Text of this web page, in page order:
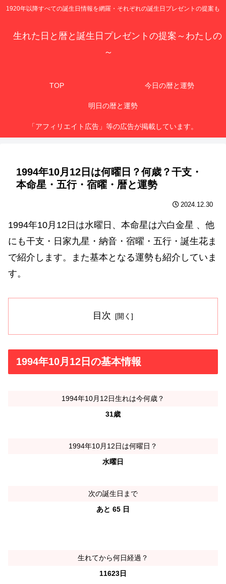
1920年以降すべての誕生日情報を網羅・それぞれの誕生日プレゼントの提案も
生れた日と暦と誕生日プレゼントの提案～わたしの
～
TOP 今日の暦と運勢
明日の暦と運勢
「アフィリエイト広告」等の広告が掲載しています。
1994年10月12日は何曜日？何歳？干支・
本命星・五行・宿曜・暦と運勢
2024.12.30
1994年10月12日は水曜日、本命星は六白金星 、他
にも干支・日家九星・納音・宿曜・五行・誕生花ま
で紹介します。また基本となる運勢も紹介していま
す。
目次
1994年10月12日の基本情報
1994年10月12日生れは今何歳？
31歳
1994年10月12日は何曜日？
水曜日
次の誕生日まで
あと 65 日
生れてから何日経過？
11623日